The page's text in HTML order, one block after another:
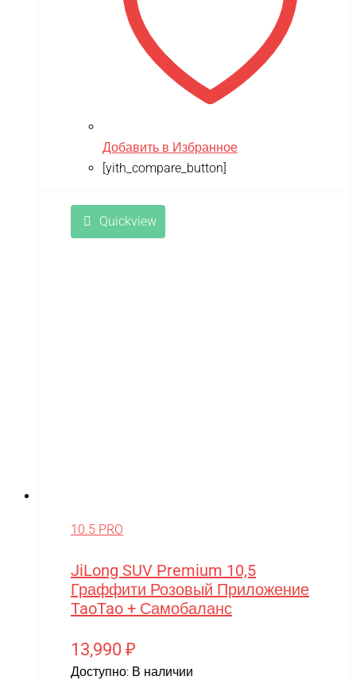
Добавить в Избранное
[yith_compare_button]
Quickview
10.5 PRO
JiLong SUV Premium 10,5
Граффити Розовый Приложение
TaoTao + Самобаланс
13,990 ₽
Доступно: В наличии